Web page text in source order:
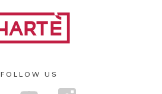
FOLLOW US